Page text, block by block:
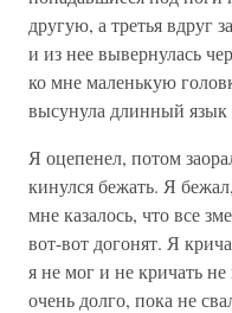
другую, а третья вдруг
и из нее вывернулась
ко мне маленькую
высунула длинный язык
Я оцепенел, потом
кинулся бежать. Я
мне казалось, что все
вот-вот догонят. Я
я не мог и не кричать
очень долго, пока не